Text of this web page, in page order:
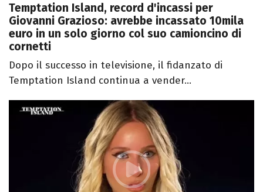
Temptation Island, record d'incassi per
Giovanni Grazioso: avrebbe incassato 10mila
euro in un solo giorno col suo camioncino di
cornetti
Dopo il successo in televisione, il fidanzato di
Temptation Island continua a vender...